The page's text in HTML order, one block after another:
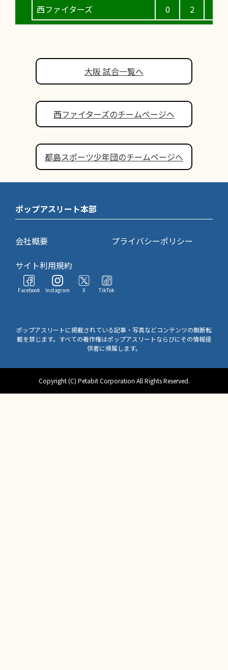
西ファイターズ
0
2
大阪 試合一覧へ
西ファイターズのチームページへ
都島スポーツ少年団のチームページへ
ポップアスリート本部
会社概要
プライバシーポリシー
サイト利用規約
Facebook Instagram X TikTok
ポップアスリートに掲載されている記事・写真などコンテンツの無断転
載を禁じます。すべての著作権はポップアスリートならびにその情報提
供者に帰属します。
Copyright (C) Petabit Corporation All Rights Reserved.